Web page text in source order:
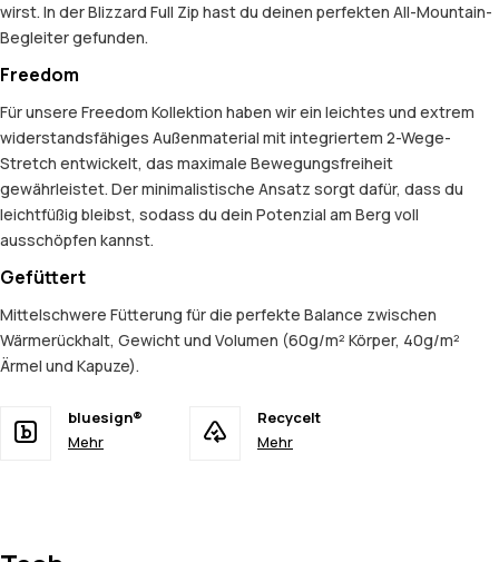
wirst. In der Blizzard Full Zip hast du deinen perfekten All-Mountain-
Begleiter gefunden.
Freedom
Für unsere Freedom Kollektion haben wir ein leichtes und extrem
widerstandsfähiges Außenmaterial mit integriertem 2-Wege-
Stretch entwickelt, das maximale Bewegungsfreiheit
gewährleistet. Der minimalistische Ansatz sorgt dafür, dass du
leichtfüßig bleibst, sodass du dein Potenzial am Berg voll
ausschöpfen kannst.
Gefüttert
Mittelschwere Fütterung für die perfekte Balance zwischen
Wärmerückhalt, Gewicht und Volumen (60g/m² Körper, 40g/m²
Ärmel und Kapuze).
bluesign®
Mehr
Recycelt
Mehr